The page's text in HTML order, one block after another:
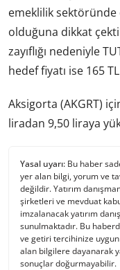
emeklilik
olduğuna dikkat
zayıflığı nedeniyle
hedef fiyatı ise 165
Aksigorta (AKGRT)
liradan 9,50 liraya
Yasal uyarı: Bu haber
yer alan bilgi, yorum ve
değildir. Yatırım
şirketleri ve mevduat
imzalanacak yatırım
sunulmaktadır. Bu
ve getiri tercihinize
alan bilgilere dayanarak
sonuçlar doğurmayabilir.